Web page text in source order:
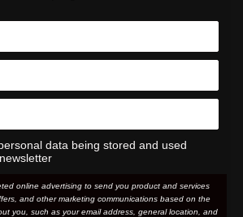
data being stored and used
online advertising to send you product and services
and other marketing communications based on the
you, such as your email address, general location, and